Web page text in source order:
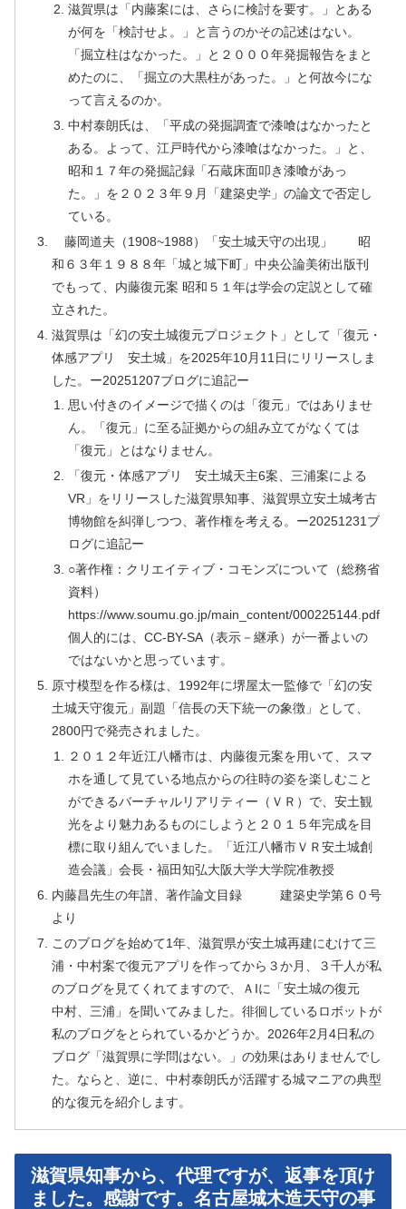
滋賀県は「内藤案には、さらに検討を要す。」とある
が何を「検討せよ。」と言うのかその記述はない。
「掘立柱はなかった。」と２０００年発掘報告をまと
めたのに、「掘立の大黒柱があった。」と何故今にな
って言えるのか。
中村泰朗氏は、「平成の発掘調査で漆喰はなかったと
ある。よって、江戸時代から漆喰はなかった。」と、
昭和１７年の発掘記録「石蔵床面叩き漆喰があっ
た。」を２０２３年９月「建築史学」の論文で否定し
ている。
藤岡道夫（1908~1988）「安土城天守の出現」 昭
和６３年１９８８年「城と城下町」中央公論美術出版刊
でもって、内藤復元案 昭和５１年は学会の定説として確
立された。
滋賀県は「幻の安土城復元プロジェクト」として「復元・
体感アプリ 安土城」を2025年10月11日にリリースしま
した。ー20251207ブログに追記ー
思い付きのイメージで描くのは「復元」ではありませ
ん。「復元」に至る証拠からの組み立てがなくては
「復元」とはなりません。
「復元・体感アプリ 安土城天主6案、三浦案による
VR」をリリースした滋賀県知事、滋賀県立安土城考古
博物館を糾弾しつつ、著作権を考える。ー20251231ブ
ログに追記ー
○著作権：クリエイティブ・コモンズについて（総務省
資料）
https://www.soumu.go.jp/main_content/000225144.pdf
個人的には、CC-BY-SA（表示－継承）が一番よいの
ではないかと思っています。
原寸模型を作る様は、1992年に堺屋太一監修で「幻の安
土城天守復元」副題「信長の天下統一の象徴」として、
2800円で発売されました。
２０１２年近江八幡市は、内藤復元案を用いて、スマ
ホを通して見ている地点からの往時の姿を楽しむこと
ができるバーチャルリアリティー（ＶＲ）で、安土観
光をより魅力あるものにしようと２０１５年完成を目
標に取り組んでいました。「近江八幡市ＶＲ安土城創
造会議」会長・福田知弘大阪大学大学院准教授
内藤昌先生の年譜、著作論文目録 建築史学第６０号
より
このブログを始めて1年、滋賀県が安土城再建にむけて三
浦・中村案で復元アプリを作ってから３か月、３千人が私
のブログを見てくれてますので、ＡIに「安土城の復元
中村、三浦」を聞いてみました。徘徊しているロボットが
私のブログをとられているかどうか。2026年2月4日私の
ブログ「滋賀県に学問はない。」の効果はありませんでし
た。ならと、逆に、中村泰朗氏が活躍する城マニアの典型
的な復元を紹介します。
滋賀県知事から、代理ですが、返事を頂け
ました。感謝です。名古屋城木造天守の事